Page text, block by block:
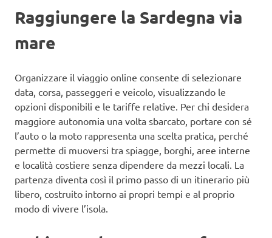
Raggiungere la Sardegna via
mare
Organizzare il viaggio online consente di selezionare
data, corsa, passeggeri e veicolo, visualizzando le
opzioni disponibili e le tariffe relative. Per chi desidera
maggiore autonomia una volta sbarcato, portare con sé
l’auto o la moto rappresenta una scelta pratica, perché
permette di muoversi tra spiagge, borghi, aree interne
e località costiere senza dipendere da mezzi locali. La
partenza diventa così il primo passo di un itinerario più
libero, costruito intorno ai propri tempi e al proprio
modo di vivere l’isola.